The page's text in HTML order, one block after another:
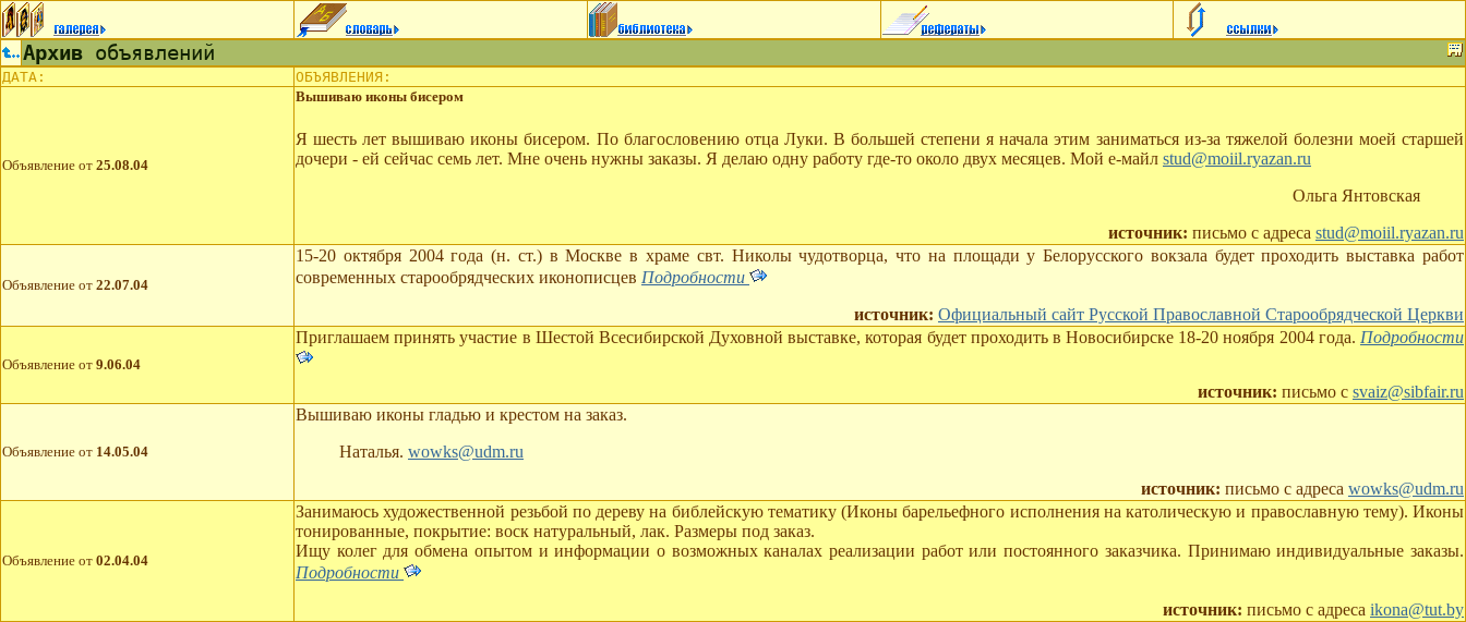
Архив объявлений
ДАТА: ОБЪЯВЛЕНИЯ:
Объявление от 25.08.04
Вышиваю иконы бисером
Я шесть лет вышиваю иконы бисером. По благословению отца Луки. В большей степени я начала этим заниматься из-за тяжелой болезни моей старшей
дочери - ей сейчас семь лет. Мне очень нужны заказы. Я делаю одну работу где-то около двух месяцев. Мой е-майл stud@moiil.ryazan.ru
Ольга Янтовская
источник: письмо с адреса stud@moiil.ryazan.ru
Объявление от 22.07.04
15-20 октября 2004 года (н. ст.) в Москве в храме свт. Николы чудотворца, что на площади у Белорусского вокзала будет проходить выставка работ
современных старообрядческих иконописцев Подробности
источник: Официальный сайт Русской Православной Старообрядческой Церкви
Объявление от 9.06.04
Приглашаем принять участие в Шестой Всесибирской Духовной выставке, которая будет проходить в Новосибирске 18-20 ноября 2004 года. Подробности
источник: письмо с svaiz@sibfair.ru
Объявление от 14.05.04
Вышиваю иконы гладью и крестом на заказ.
Наталья. wowks@udm.ru
источник: письмо с адреса wowks@udm.ru
Объявление от 02.04.04
Занимаюсь художественной резьбой по дереву на библейскую тематику (Иконы барельефного исполнения на католическую и православную тему). Иконы
тонированные, покрытие: воск натуральный, лак. Размеры под заказ.
Ищу колег для обмена опытом и информации о возможных каналах реализации работ или постоянного заказчика. Принимаю индивидуальные заказы.
Подробности
источник: письмо с адреса ikona@tut.by